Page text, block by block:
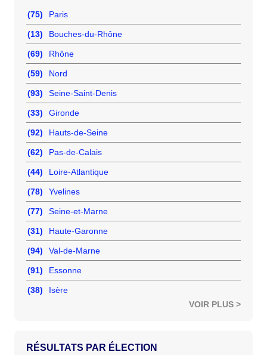
(75) Paris
(13) Bouches-du-Rhône
(69) Rhône
(59) Nord
(93) Seine-Saint-Denis
(33) Gironde
(92) Hauts-de-Seine
(62) Pas-de-Calais
(44) Loire-Atlantique
(78) Yvelines
(77) Seine-et-Marne
(31) Haute-Garonne
(94) Val-de-Marne
(91) Essonne
(38)
Isère
VOIR PLUS >
RÉSULTATS PAR ÉLECTION